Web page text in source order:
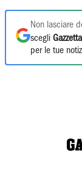
Non lasciare
scegli
per le tue